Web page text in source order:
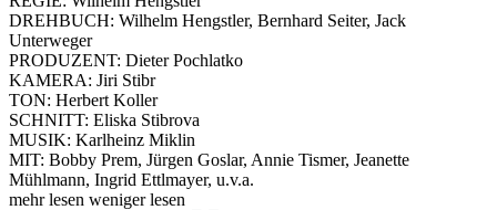
DREHBUCH: Wilhelm Hengstler, Bernhard Seiter, Jack
Unterweger
PRODUZENT: Dieter Pochlatko
KAMERA: Jiri Stibr
TON: Herbert Koller
SCHNITT: Eliska Stibrova
MUSIK: Karlheinz Miklin
MIT: Bobby Prem, Jürgen Goslar, Annie Tismer, Jeanette
Mühlmann, Ingrid Ettlmayer, u.v.a.
mehr lesen weniger lesen